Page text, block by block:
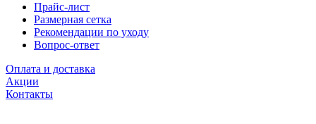
Прайс-лист
Размерная сетка
Рекомендации по уходу
Вопрос-ответ
Оплата и доставка
Акции
Контакты